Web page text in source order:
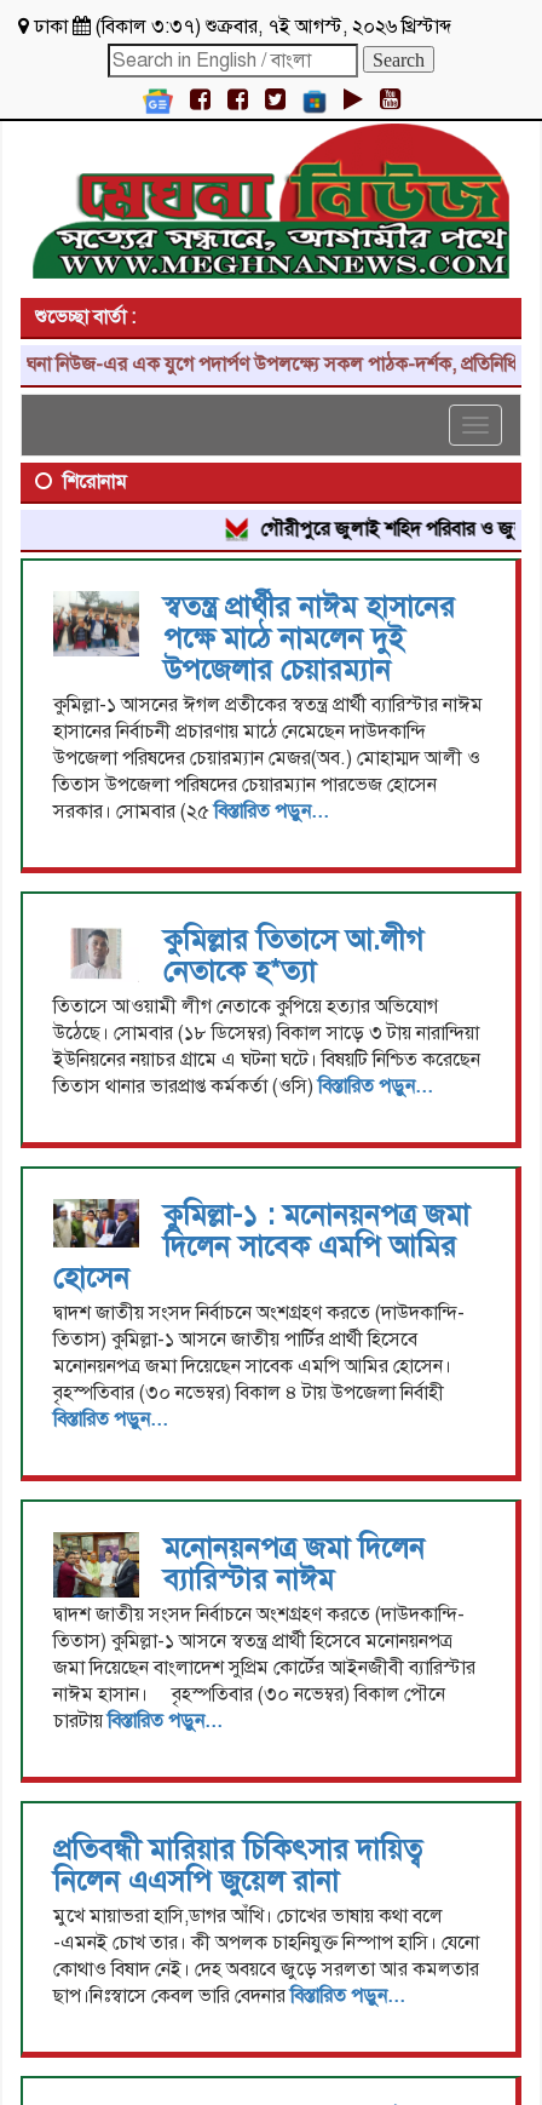
ঢাকা (বিকাল ৩:৩৭)শুক্রবার, ৭ই আগস্ট, ২০২৬ খ্রিস্টাব্দ
শুভেচ্ছা বার্তা :
নিউজ-এর এক যুগে পদার্পণ উপলক্ষ্যে সকল পাঠক-দর্শক, প্রতিনিধি,
Toggle
শিরোনাম
গৌরীপুরে জুলাই শহিদ পরিবার ও জুলাই
স্বতন্ত্র প্রার্থীর নাঈম হাসানের
পক্ষে মাঠে নামলেন দুই
উপজেলার চেয়ারম্যান
কুমিল্লা-১ আসনের ঈগল প্রতীকের স্বতন্ত্র প্রার্থী ব্যারিস্টার নাঈম
হাসানের নির্বাচনী প্রচারণায় মাঠে নেমেছেন দাউদকান্দি
উপজেলা পরিষদের চেয়ারম্যান মেজর(অব.) মোহাম্মদ আলী ও
তিতাস উপজেলা পরিষদের চেয়ারম্যান পারভেজ হোসেন
সরকার। সোমবার (২৫বিস্তারিত পড়ুন...
কুমিল্লার তিতাসে আ.লীগ
নেতাকে হ*ত্যা
তিতাসে আওয়ামী লীগ নেতাকে কুপিয়ে হত্যার অভিযোগ
উঠেছে। সোমবার (১৮ ডিসেম্বর) বিকাল সাড়ে ৩ টায় নারান্দিয়া
ইউনিয়নের নয়াচর গ্রামে এ ঘটনা ঘটে। বিষয়টি নিশ্চিত করেছেন
তিতাস থানার ভারপ্রাপ্ত কর্মকর্তা (ওসি)বিস্তারিত পড়ুন...
কুমিল্লা-১ : মনোনয়নপত্র জমা
দিলেন সাবেক এমপি আমির
হোসেন
দ্বাদশ জাতীয় সংসদ নির্বাচনে অংশগ্রহণ করতে (দাউদকান্দি-
তিতাস) কুমিল্লা-১ আসনে জাতীয় পার্টির প্রার্থী হিসেবে
মনোনয়নপত্র জমা দিয়েছেন সাবেক এমপি আমির হোসেন।
বৃহস্পতিবার (৩০ নভেম্বর) বিকাল ৪ টায় উপজেলা নির্বাহী
বিস্তারিত পড়ুন...
মনোনয়নপত্র জমা দিলেন
ব্যারিস্টার নাঈম
দ্বাদশ জাতীয় সংসদ নির্বাচনে অংশগ্রহণ করতে (দাউদকান্দি-
তিতাস) কুমিল্লা-১ আসনে স্বতন্ত্র প্রার্থী হিসেবে মনোনয়নপত্র
জমা দিয়েছেন বাংলাদেশ সুপ্রিম কোর্টের আইনজীবী ব্যারিস্টার
নাঈম হাসান। বৃহস্পতিবার (৩০ নভেম্বর) বিকাল পৌনে
চারটায়বিস্তারিত পড়ুন...
প্রতিবন্ধী মারিয়ার চিকিৎসার দায়িত্ব
নিলেন এএসপি জুয়েল রানা
মুখে মায়াভরা হাসি,ডাগর আঁখি। চোখের ভাষায় কথা বলে
-এমনই চোখ তার। কী অপলক চাহনিযুক্ত নিস্পাপ হাসি। যেনো
কোথাও বিষাদ নেই। দেহ অবয়বে জুড়ে সরলতা আর কমলতার
ছাপ।নিঃস্বাসে কেবল ভারি বেদনারবিস্তারিত পড়ুন...